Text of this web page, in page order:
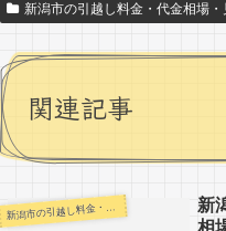
新潟市の引越し料金・代金相場・
関連記事
新
新
相